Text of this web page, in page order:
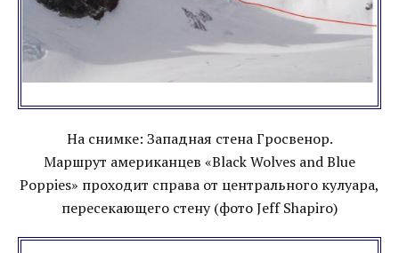
На снимке: Западная стена Гросвенор.
Маршрут американцев «Black Wolves and Blue
Poppies» проходит справа от центрального кулуара,
пересекающего стену (фото Jeff Shapiro)